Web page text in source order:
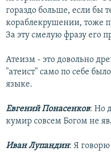
гораздо больше, если бы
кораблекрушении, тоже
За эту смелую фразу его
Атеизм - это довольно
"атеист" само по себе
языке.
Евгений Понасенков: Но
кумир совсем Богом не
Иван Лупандин: Я говорю